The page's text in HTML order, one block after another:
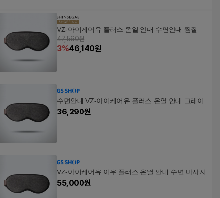
VZ-아이케어유 플러스 온열 안대 수면안대 찜질
47,560원
3%46,140원
수면안대 VZ-아이케어유 플러스 온열 안대 그레이
36,290원
VZ-아이케어유 이우 플러스 온열 안대 수면 마사지
55,000원